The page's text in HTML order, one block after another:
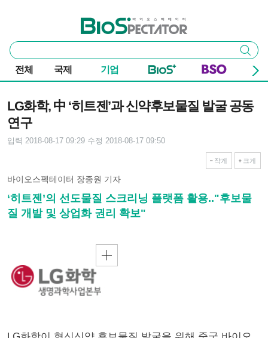
바이오스펙테이터
통
합
검
색
검색
전체 국제 기업
LG화학, 中 ‘히트젠’과 신약후보물질 발굴 공동
연구
입력 2018-08-17 09:29 수정 2018-08-17 09:50
작게 크게
바이오스펙테이터 장종원 기자
‘히트젠’의 선도물질 스크리닝 플랫폼 활용.."후보물
질 개발 및 상업화 권리 확보"